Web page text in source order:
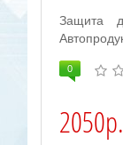
Защита
0
2050р.